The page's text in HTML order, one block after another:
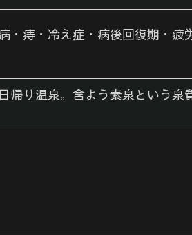
痔・冷え症・病後回復期・疲
り温泉。含よう素泉という泉